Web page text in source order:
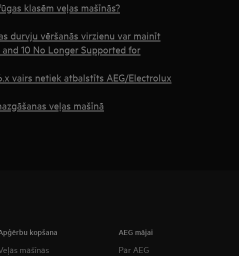
klasēm veļas mašīnās?
durvju vēršanās virzienu var mainīt
10 No Longer Supported for
vairs netiek atbalstīts AEG/Electrolux
veļas mašīnā
kopšana
mašīnas
AEG mājai
Par AEG